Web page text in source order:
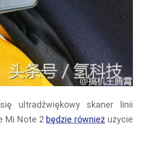
ultradźwiękowy skaner linii
Mi Note 2 będzie również użycie